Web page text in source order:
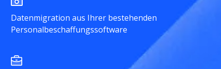
Datenmigration aus Ihrer bestehenden
Personalbeschaffungssoftware